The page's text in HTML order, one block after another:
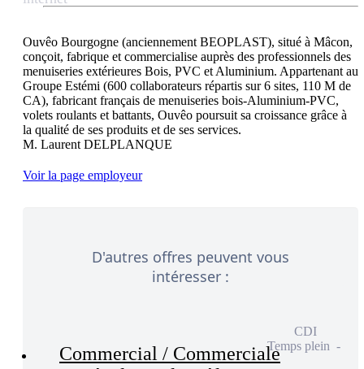
Ouvêo Bourgogne (anciennement BEOPLAST), situé à Mâcon,
conçoit, fabrique et commercialise auprès des professionnels des
menuiseries extérieures Bois, PVC et Aluminium. Appartenant au
Groupe Estémi (600 collaborateurs répartis sur 6 sites, 110 M de
CA), fabricant français de menuiseries bois-Aluminium-PVC,
volets roulants et battants, Ouvêo poursuit sa croissance grâce à
la qualité de ses produits et de ses services.
Voir la page employeur
D'autres offres peuvent vous
intéresser :
Commercial / Commerciale
CDI
Temps plein